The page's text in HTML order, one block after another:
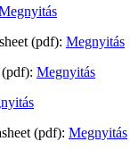
(pdf): Megnyitás
Megnyitás
(pdf): Megnyitás